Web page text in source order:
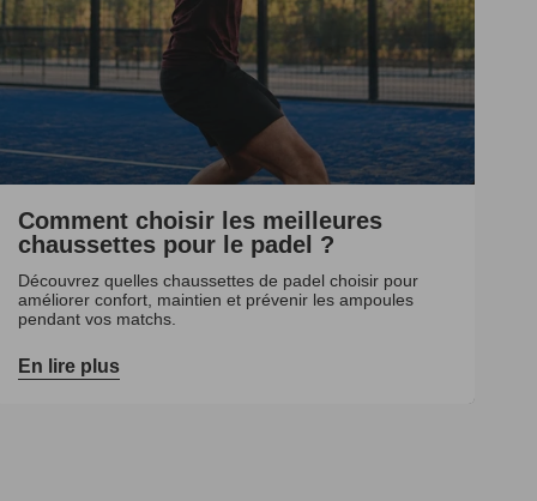
Comment choisir les meilleures
chaussettes pour le padel ?
Découvrez quelles chaussettes de padel choisir pour
améliorer confort, maintien et prévenir les ampoules
pendant vos matchs.
En lire plus